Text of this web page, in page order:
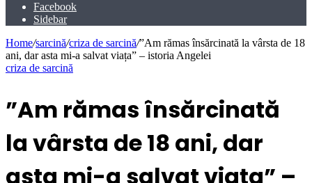
Facebook
Sidebar
Home/sarcină/criza de sarcină/”Am rămas însărcinată la vârsta de 18
ani, dar asta mi-a salvat viața” – istoria Angelei
criza de sarcină
”Am rămas însărcinată
la vârsta de 18 ani, dar
asta mi-a salvat viața” –